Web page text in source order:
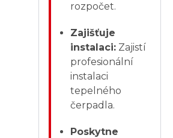
rozpočet.
Zajišťuje
instalaci: Zajistí
profesionální
instalaci
tepelného
čerpadla.
Poskytne